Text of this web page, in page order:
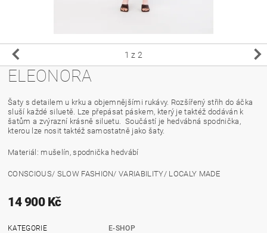
1 z 2
ELEONORA
Šaty s detailem u krku a objemnějšími rukávy. Rozšířený střih do áčka
sluší každé siluetě. Lze přepásat páskem, který je taktéž dodáván k
šatům a zvýrazní krásně siluetu. Součástí je hedvábná spodnička,
kterou lze nosit taktéž samostatně jako šaty.
Materiál: mušelín, spodnička hedvábí
CONSCIOUS/ SLOW FASHION/ VARIABILITY/ LOCALY MADE
14 900 Kč
KATEGORIE E-SHOP